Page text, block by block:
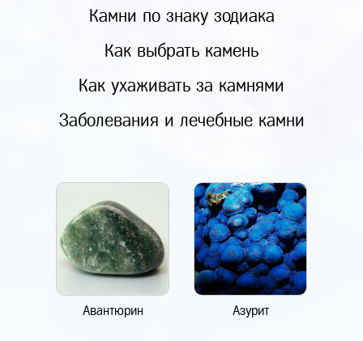
Камни по знаку зодиака
Как выбрать камень
Как ухаживать за камнями
Заболевания и лечебные камни
Авантюрин Азурит